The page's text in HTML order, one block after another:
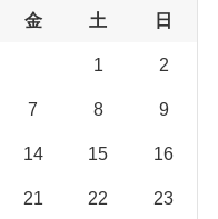
金 土 日
1 2
7 8 9
14 15 16
21 22 23